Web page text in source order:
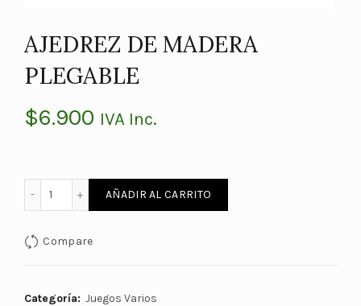
AJEDREZ DE MADERA
PLEGABLE
$6.900 IVA Inc.
AJEDREZ DE MADERA PLEGABLE cantidad
AÑADIR AL CARRITO
Compare
Categoría: Juegos Varios